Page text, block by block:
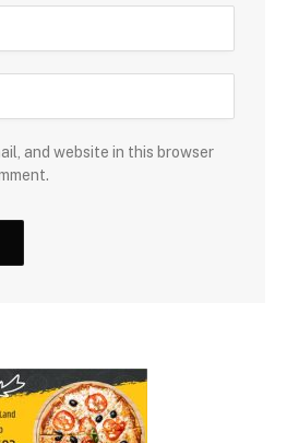
and website in this browser